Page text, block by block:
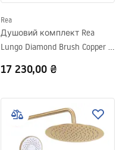
Rea
Душовий комплект Rea
Lungo Diamond Brush Copper +
17 230,00 ₴